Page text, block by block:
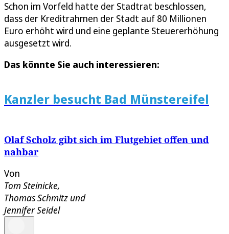
Schon im Vorfeld hatte der Stadtrat beschlossen,
dass der Kreditrahmen der Stadt auf 80 Millionen
Euro erhöht wird und eine geplante Steuererhöhung
ausgesetzt wird.
Das könnte Sie auch interessieren:
Kanzler besucht Bad Münstereifel
Olaf Scholz gibt sich im Flutgebiet offen und
nahbar
Von
Tom Steinicke,
Thomas Schmitz und
Jennifer Seidel